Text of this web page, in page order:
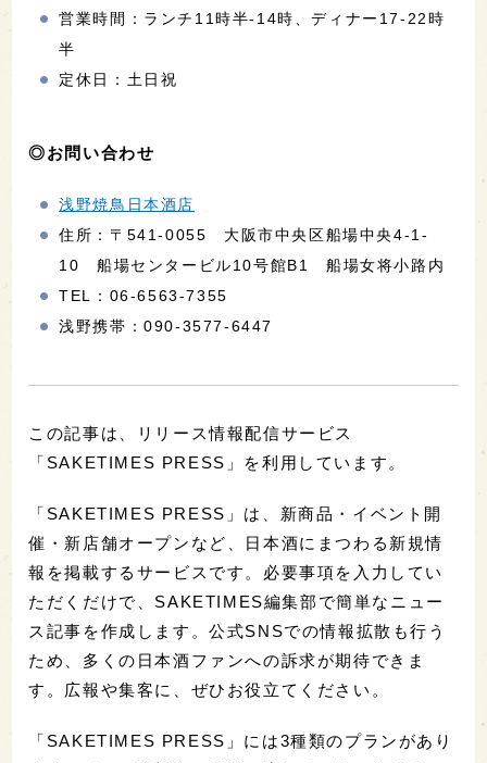
営業時間：ランチ11時半-14時、ディナー17-22時
半
定休日：土日祝
◎お問い合わせ
浅野焼鳥日本酒店
住所：〒541-0055 大阪市中央区船場中央4-1-
10 船場センタービル10号館B1 船場女将小路内
TEL：06-6563-7355
浅野携帯：090-3577-6447
この記事は、リリース情報配信サービス
「SAKETIMES PRESS」を利用しています。
「SAKETIMES PRESS」は、新商品・イベント開
催・新店舗オープンなど、日本酒にまつわる新規情
報を掲載するサービスです。必要事項を入力してい
ただくだけで、SAKETIMES編集部で簡単なニュー
ス記事を作成します。公式SNSでの情報拡散も行う
ため、多くの日本酒ファンへの訴求が期待できま
す。広報や集客に、ぜひお役立てください。
「SAKETIMES PRESS」には3種類のプランがあり